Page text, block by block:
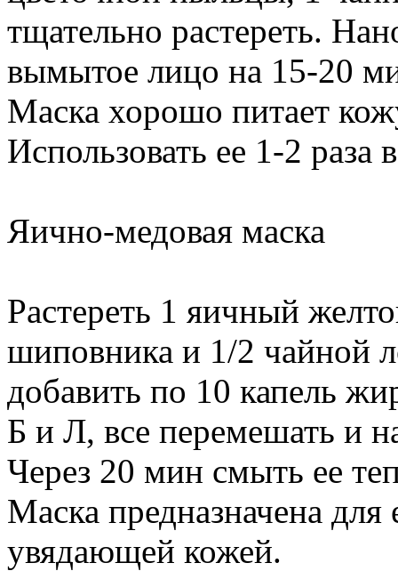
тщательно растереть.
вымытое лицо на 15-20
Маска хорошо питает
Использовать ее 1-2 раза
Яично-медовая маска
Растереть 1 яичный
шиповника и 1/2 чайной
добавить по 10 капель
Б и Л, все перемешать и
Через 20 мин смыть ее
Маска предназначена для
увядающей кожей.